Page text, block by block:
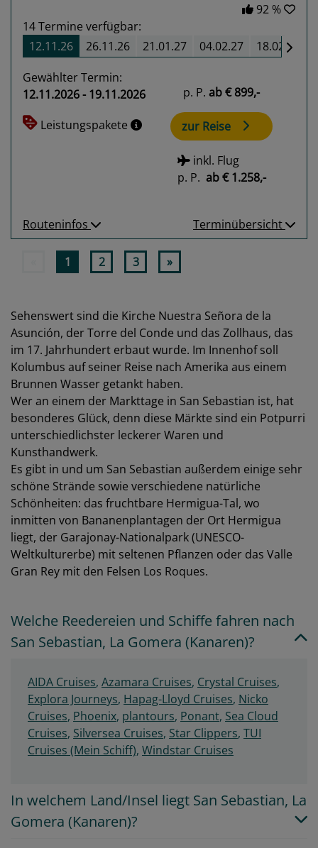
92 %
14Termine verfügbar:
12.11.26
26.11.26 21.01.27 04.02.27 18.02.27
Gewählter Termin:
12.11.2026 - 19.11.2026
Leistungspakete
p. P. ab€ 899,-
zur Reise
inkl. Flug
p. P. ab€ 1.258,-
Routeninfos Terminübersicht
1 2 3 »
Sehenswert sind die Kirche Nuestra Señora de la
Asunción, der Torre del Conde und das Zollhaus, das
im 17. Jahrhundert erbaut wurde. Im Innenhof soll
Kolumbus auf seiner Reise nach Amerika aus einem
Brunnen Wasser getankt haben.
Wer an einem der Markttage in San Sebastian ist, hat
besonderes Glück, denn diese Märkte sind ein Potpurri
unterschiedlichster leckerer Waren und
Kunsthandwerk.
Es gibt in und um San Sebastian außerdem einige sehr
schöne Strände sowie verschiedene natürliche
Schönheiten: das fruchtbare Hermigua-Tal, wo
inmitten von Bananenplantagen der Ort Hermigua
liegt, der Garajonay-Nationalpark (UNESCO-
Weltkulturerbe) mit seltenen Pflanzen oder das Valle
Gran Rey mit den Felsen Los Roques.
Welche Reedereien und Schiffe fahren nach
San Sebastian, La Gomera (Kanaren)?
AIDA Cruises, Azamara Cruises, Crystal Cruises,
Explora Journeys, Hapag-Lloyd Cruises, Nicko
Cruises, Phoenix, plantours, Ponant, Sea Cloud
Cruises, Silversea Cruises, Star Clippers, TUI
Cruises (Mein Schiff), Windstar Cruises
In welchem Land/Insel liegt San Sebastian, La
Gomera (Kanaren)?